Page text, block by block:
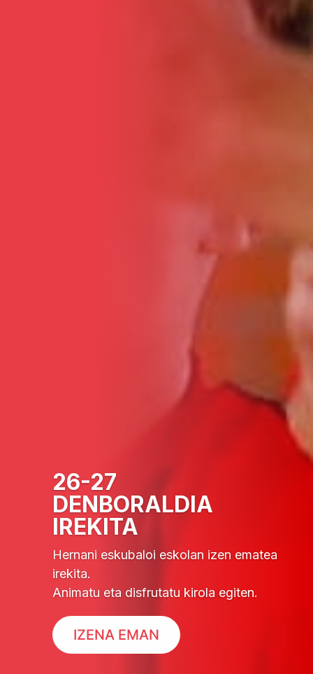
AZERIA DA GURE
MASKOTA
Azeria, abileziaren, bizkortasunaren
eta erabaki sendoaren ikurra, ezin
hobeto ordezkatzen du Hernani
Eskubaloi Taldearen eta herriaren
espiritua.
Ikur bat baino gehiago, gure
nortasunaren eta eskubaloiaren
grinaren isla da. Aurrera Hernani!